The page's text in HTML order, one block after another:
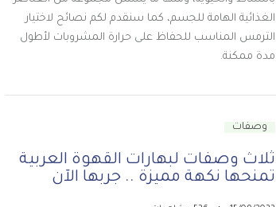
الغذائية الهامة للجسم، كما سنقدم لكم نصائح لاختيار
الترمس المناسب للحفاظ على حرارة المشروبات لأطول
مدة ممكنة.
وصفات
ثلاث وصفات لبهارات القهوة العربية
تمنحها نكهة مميزة .. جربها الآن